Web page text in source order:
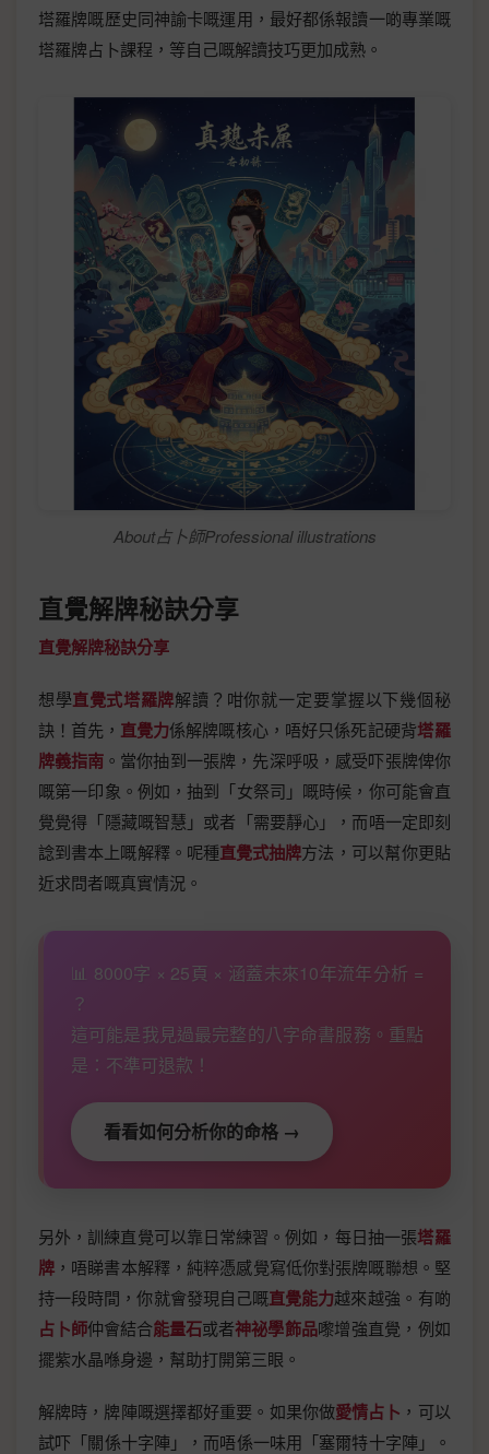
塔羅牌嘅歷史同神諭卡嘅運用，最好都係報讀一啲專業嘅
塔羅牌占卜課程，等自己嘅解讀技巧更加成熟。
About占卜師Professional illustrations
直覺解牌秘訣分享
直覺解牌秘訣分享
想學直覺式塔羅牌解讀？咁你就一定要掌握以下幾個秘
訣！首先， 直覺力係解牌嘅核心，唔好只係死記硬背塔羅
牌義指南 。當你抽到一張牌，先深呼吸，感受吓張牌俾你
嘅第一印象。例如，抽到「女祭司」嘅時候，你可能會直
覺覺得「隱藏嘅智慧」或者「需要靜心」，而唔一定即刻
諗到書本上嘅解釋。呢種直覺式抽牌方法，可以幫你更貼
近求問者嘅真實情況。
📊 8000字 × 25頁 × 涵蓋未來10年流年分析 =
？
這可能是我見過最完整的八字命書服務。重點
是：不準可退款！
看看如何分析你的命格 →
另外，訓練直覺可以靠日常練習。例如，每日抽一張塔羅
牌 ，唔睇書本解釋，純粹憑感覺寫低你對張牌嘅聯想。堅
持一段時間，你就會發現自己嘅直覺能力越來越強。有啲
占卜師仲會結合能量石或者神祕學飾品嚟增強直覺，例如
擺紫水晶喺身邊，幫助打開第三眼。
解牌時，牌陣嘅選擇都好重要。如果你做愛情占卜 ，可以
試吓「關係十字陣」，而唔係一味用「塞爾特十字陣」。